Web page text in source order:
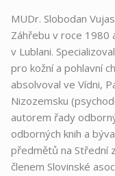
MUDr. Slobodan
Záhřebu v roce 1980
v Lublani.
pro kožní a pohlavní
absolvoval ve Vídni,
Nizozemsku
autorem řady
odborných knih a
předmětů na Střední
členem Slovinské